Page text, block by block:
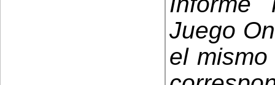
Juego
el